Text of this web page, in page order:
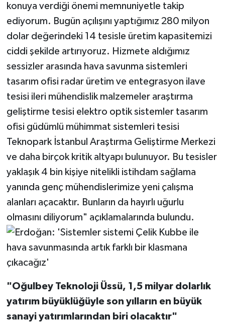
konuya verdiği önemi memnuniyetle takip
ediyorum. Bugün açılışını yaptığımız 280 milyon
dolar değerindeki 14 tesisle üretim kapasitemizi
ciddi şekilde artırıyoruz. Hizmete aldığımız
sessizler arasında hava savunma sistemleri
tasarım ofisi radar üretim ve entegrasyon ilave
tesisi ileri mühendislik malzemeler araştırma
geliştirme tesisi elektro optik sistemler tasarım
ofisi güdümlü mühimmat sistemleri tesisi
Teknopark İstanbul Araştırma Geliştirme Merkezi
ve daha birçok kritik altyapı bulunuyor. Bu tesisler
yaklaşık 4 bin kişiye nitelikli istihdam sağlama
yanında genç mühendislerimize yeni çalışma
alanları açacaktır. Bunların da hayırlı uğurlu
olmasını diliyorum" açıklamalarında bulundu.
"Oğulbey Teknoloji Üssü, 1,5 milyar dolarlık
yatırım büyüklüğüyle son yılların en büyük
sanayi yatırımlarından biri olacaktır"